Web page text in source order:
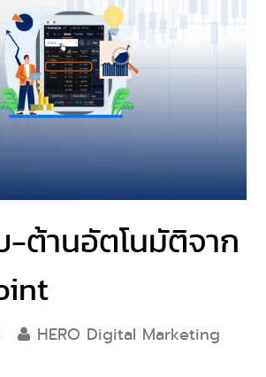
-ต้านอัตโนมัติจาก
HERO Digital Marketing